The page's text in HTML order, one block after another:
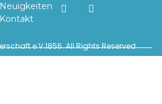
Neuigkeiten
Kontakt
e.V.1856. All Rights Reserved